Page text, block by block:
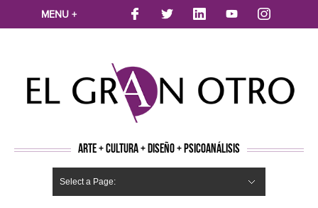
MENU +
ARTE + CULTURA + DISEÑO + PSICOANÁLISIS
Select a Page: